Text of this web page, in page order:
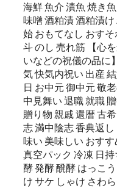
海鮮 魚介 漬魚 焼き
味噌 酒粕漬 酒粕漬
始 おもてなし おす
斗 のし 売れ筋 【心
いなどの祝儀の品に
気 快気内祝い 出産
日 お中元 御中元 敬
中見舞い 退職 就職
贈り物 親戚 還暦 古
志 満中陰志 香典返
味い 美味しい おす
真空パック 冷凍 日
酵 発酵 醗酵 はっこ
け サケ しゃけ さわ